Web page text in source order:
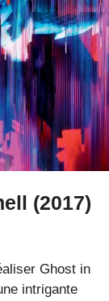
(2017)
Ghost in
intrigante